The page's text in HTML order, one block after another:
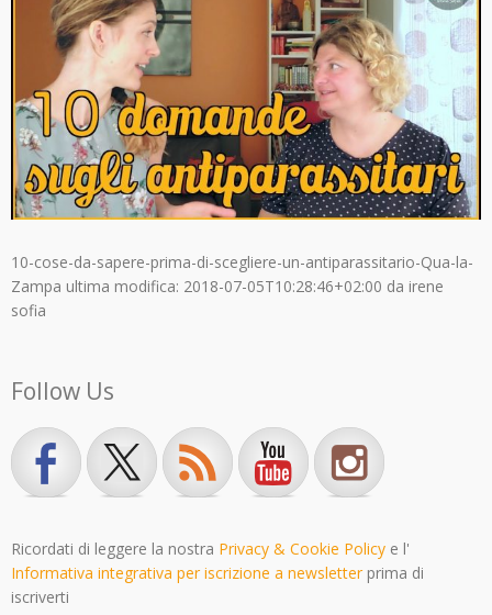
10-cose-da-sapere-prima-di-scegliere-un-antiparassitario-Qua-la-
Zampa ultima modifica: 2018-07-05T10:28:46+02:00 da irene
sofia
Follow Us
Ricordati di leggere la nostra Privacy & Cookie Policy e l'
Informativa integrativa per iscrizione a newsletterprima di
iscriverti